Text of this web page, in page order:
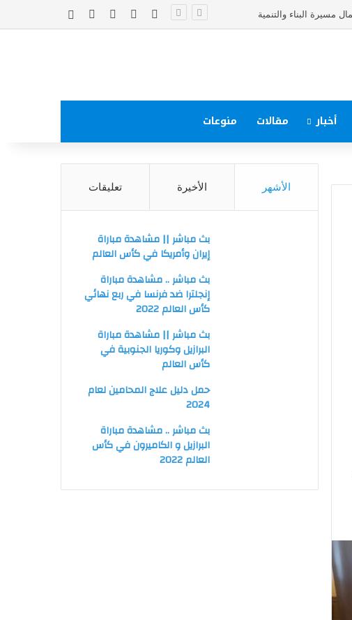
فيسبوك ‫YouTubeانستقرام
أخبار مقالات منوعات
الأشهر الأخيرة تعليقات
بث مباشر || مشاهدة مباراة
إيران وأمريكا في كأس العالم
بث مباشر .. مشاهدة مباراة
إنجلترا ضد فرنسا في ربع نهائي
كأس العالم 2022
بث مباشر || مشاهدة مباراة
البرازيل وكوريا الجنوبية في
كأس العالم
حمل دليل علاج المحامين لعام
2024
بث مباشر .. مشاهدة مباراة
البرازيل و الكاميرون في كأس
العالم 2022